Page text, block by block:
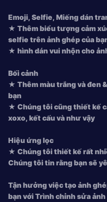
Emoji, Selfie, Miếng dán
★ Thêm biểu tượng cảm
selfie trên ảnh ghép của
★ hình dán vui nhộn cho
Bối cảnh
★ Thêm màu trắng và đen
bạn
★ Chúng tôi cũng thiết kế
xoxo, kết cấu và như vậy
Hiệu ứng lọc
★ Chúng tôi thiết kế rất
Chúng tôi tin rằng bạn sẽ
Tận hưởng việc tạo ảnh
bạn vớiTrình chỉnh sửa ảnh